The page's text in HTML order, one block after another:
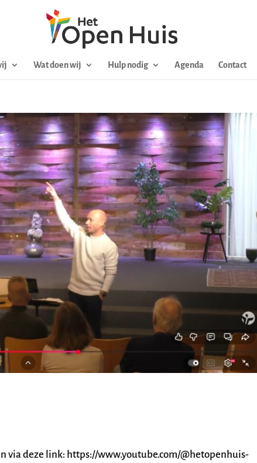
Wat doen wij Hulp nodig Agenda Contact
via deze link: https://www.youtube.com/@hetopenhuis-